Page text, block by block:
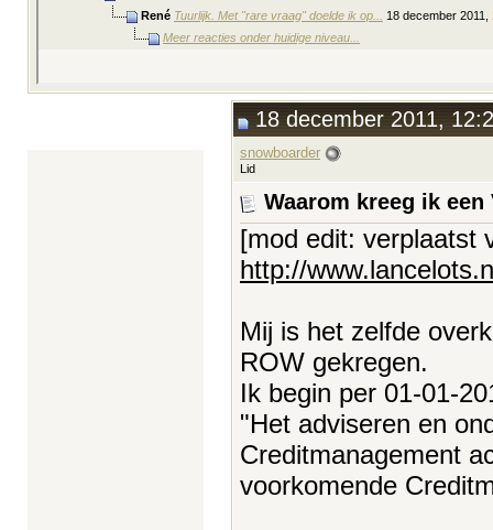
René Tuurlijk. Met "rare vraag" doelde ik op... 18 december 2011,
Meer reacties onder huidige niveau...
18 december 2011,
snowboarder
Lid
Waarom kreeg ik een
[mod edit: verplaatst
http://
Mij is het zelfde
ROW gekregen.
Ik begin per 01-01-
"Het adviseren en
Creditmanagement
voorkomende